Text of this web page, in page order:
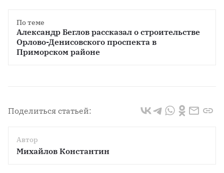
По теме
Александр Беглов рассказал о строительстве
Орлово-Денисовского проспекта в
Приморском районе
Поделиться статьей:
Автор
Михайлов Константин